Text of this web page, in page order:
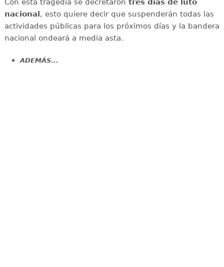
Con esta tragedia se decretaron tres días de luto
nacional, esto quiere decir que suspenderán todas las
actividades públicas para los próximos días y la bandera
nacional ondeará a media asta.
ADEMÁS...